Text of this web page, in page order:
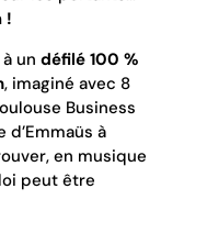
!
un défilé 100 %
, imaginé avec 8
Business
à
en musique
peut être